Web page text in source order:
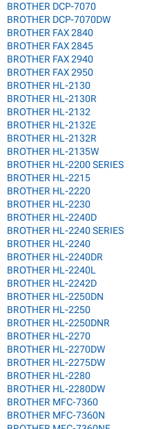
BROTHER DCP-7070
BROTHER DCP-7070DW
BROTHER FAX 2840
BROTHER FAX 2845
BROTHER FAX 2940
BROTHER FAX 2950
BROTHER HL-2130
BROTHER HL-2130R
BROTHER HL-2132
BROTHER HL-2132E
BROTHER HL-2132R
BROTHER HL-2135W
BROTHER HL-2200 SERIES
BROTHER HL-2215
BROTHER HL-2220
BROTHER HL-2230
BROTHER HL-2240D
BROTHER HL-2240 SERIES
BROTHER HL-2240
BROTHER HL-2240DR
BROTHER HL-2240L
BROTHER HL-2242D
BROTHER HL-2250DN
BROTHER HL-2250
BROTHER HL-2250DNR
BROTHER HL-2270
BROTHER HL-2270DW
BROTHER HL-2275DW
BROTHER HL-2280
BROTHER HL-2280DW
BROTHER MFC-7360
BROTHER MFC-7360N